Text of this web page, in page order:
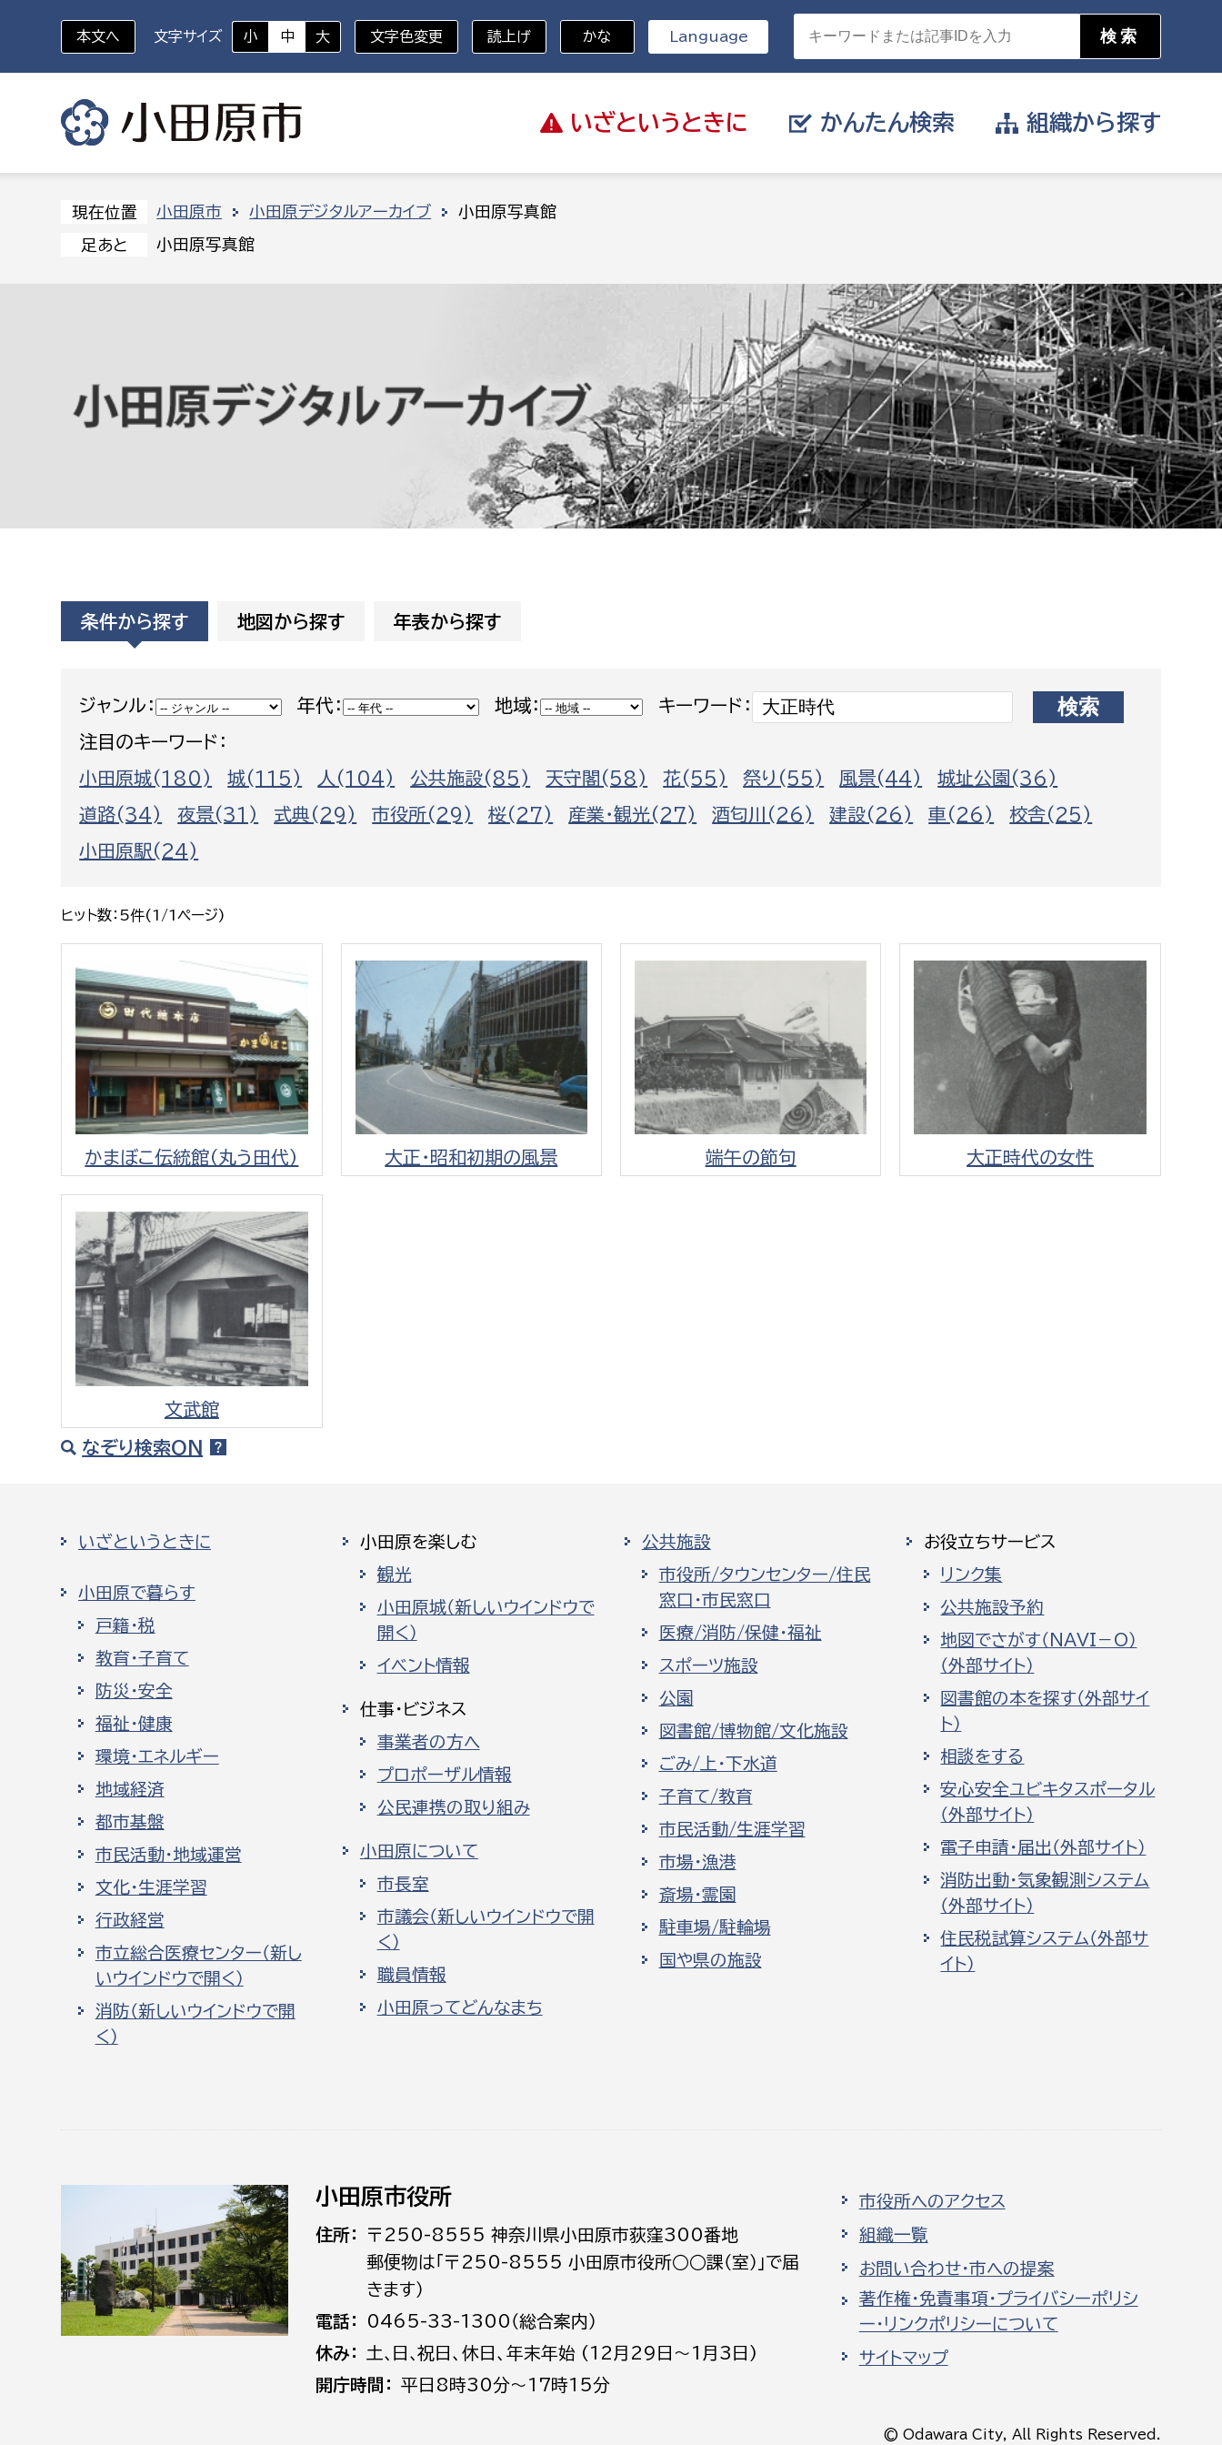
いざと いうときに
いざというときに
防災・ハザードマップ 避難場所 消防
かんたん検索
対象者を選択
高校生・大学生など
妊産婦
障がい者
傷病者
事業者
労働者
求職者
外国人
ペット
分野を選択
防災・安全
福祉・健康
環境・エネルギー
文化・生涯学習
行政経営
病院
市議会
届け出や申請をしたい
証明書がほしい
相談をしたい
支払いをしたい
働きたい
イベント・講座などに参加したい
組織から探す
組織から探す
部に属さない室
デジタル推進課
財産管理課
契約検査課
市税総務課
市民税課
資産税課
事業課
地域安全課
人権・男女共同参画課
スポーツ課
福祉健康部
生活援護課
障がい福祉課
健康づくり課
子ども若者部 経済部 都市部
開発審査課
建設部
建設政策課
国県事業推進課
土木管理課
道水路整備課
みどり公園課
建築課
会計管理者
出納室
市立総合医療センター
患者サポートセンター
病院管理局：経営管理課
病院管理局：施設用度課
病院管理局：医事課
消防
消防総務課
予防課
警防計画課
救急課
上下水道局
給排水業務課
水道整備課
農業委員会事務局
議会局
議会総務課
本文へ 文字サイズ 小 中 大 文字色変更 読上げ かな Language
現在位置 小田原市 小田原デジタルアーカイブ 小田原写真館
足あと 小田原写真館
条件から探す 地図から探す 年表から探す
ジャンル： 年代： 地域： キーワード：
注目のキーワード：
小田原城(180)
城(115) 人(104) 公共施設(85) 天守閣(58) 花(55) 祭り(55) 風景(44)
城址公園(36)
道路(34)
夜景(31) 式典(29) 市役所(29) 桜(27) 産業・観光(27) 酒匂川(26) 建設(26) 車(26)
校舎(25)
小田原駅(24)
ヒット数：5件(1/1ページ)
かまぼこ伝統館（丸う田代） 大正・昭和初期の風景 端午の節句 大正時代の女性
文武館
なぞり検索ON
いざというときに
小田原で暮らす
戸籍・税
教育・子育て
防災・安全
福祉・健康
環境・エネルギー
地域経済
都市基盤
市民活動・地域運営
文化・生涯学習
行政経営
市立総合医療センター（新し
いウインドウで開く）
消防（新しいウインドウで開
く）
小田原を楽しむ
観光
小田原城（新しいウインドウで
開く）
イベント情報
仕事・ビジネス
事業者の方へ
プロポーザル情報
公民連携の取り組み
小田原について
市長室
市議会（新しいウインドウで開
く）
職員情報
小田原ってどんなまち
公共施設
市役所/タウンセンター/住民
窓口・市民窓口
医療/消防/保健・福祉
スポーツ施設
公園
図書館/博物館/文化施設
ごみ/上・下水道
子育て/教育
市民活動/生涯学習
市場・漁港
斎場・霊園
駐車場/駐輪場
国や県の施設
お役立ちサービス
リンク集
公共施設予約
地図でさがす（NAVI－O）
（外部サイト）
図書館の本を探す（外部サイ
ト）
相談をする
安心安全ユビキタスポータル
（外部サイト）
電子申請・届出（外部サイト）
消防出動・気象観測システム
（外部サイト）
住民税試算システム（外部サ
イト）
小田原市役所
住所
〒250-8555 神奈川県小田原市荻窪300番地
郵便物は「〒250-8555 小田原市役所○○課（室）」で届
きます）
電話
0465-33-1300（総合案内）
休み
土､日､祝日、休日、年末年始 (12月29日～1月3日)
開庁時間
平日8時30分～17時15分
市役所へのアクセス
組織一覧
お問い合わせ・市への提案
著作権・免責事項・プライバシーポリシ
ー・リンクポリシーについて
サイトマップ
© Odawara City, All Rights Reserved.